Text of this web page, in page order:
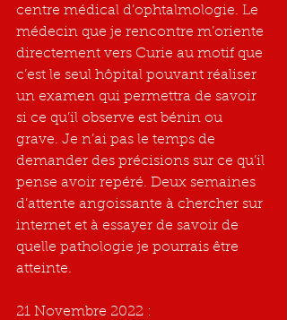
centre médical d’ophtalmologie. Le
médecin que je rencontre m’oriente
directement vers Curie au motif que
c’est le seul hôpital pouvant réaliser
un examen qui permettra de savoir
si ce qu’il observe est bénin ou
grave. Je n’ai pas le temps de
demander des précisions sur ce qu’il
pense avoir repéré. Deux semaines
d’attente angoissante à chercher sur
internet et à essayer de savoir de
quelle pathologie je pourrais être
atteinte.
21 Novembre 2022 :